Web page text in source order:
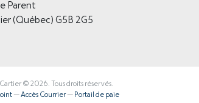
Parent
(Québec) G5B 2G5
© 2026. Tous droits réservés.
—Accès Courrier— Portail de paie